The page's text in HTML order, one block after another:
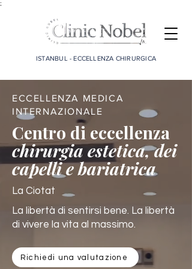
;
ISTANBUL - ECCELLENZA CHIRURGICA
ECCELLENZA MEDICA
INTERNAZIONALE
Centro di eccellenza
chirurgia estetica, dei
capelli e bariatrica
La Ciotat
La libertà di sentirsi bene. La libertà
di vivere la vita al massimo.
Richiedi una valutazione